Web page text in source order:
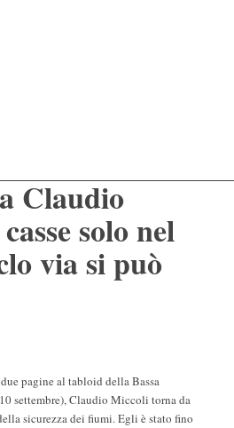
Claudio
solo nel
via si può
pagine al tabloid della Bassa
settembre), Claudio Miccoli torna da
sicurezza dei fiumi. Egli è stato fino